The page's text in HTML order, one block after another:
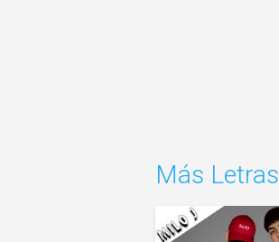
Más Letras